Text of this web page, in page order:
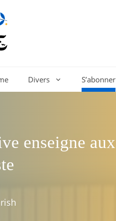
Divers S’abonner
enseigne aux